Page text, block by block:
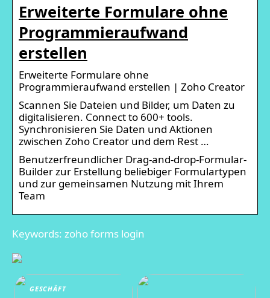
Erweiterte Formulare ohne
Programmieraufwand
erstellen
Erweiterte Formulare ohne
Programmieraufwand erstellen | Zoho Creator
Scannen Sie Dateien und Bilder, um Daten zu
digitalisieren. Connect to 600+ tools.
Synchronisieren Sie Daten und Aktionen
zwischen Zoho Creator und dem Rest …
Benutzerfreundlicher Drag-and-drop-Formular-
Builder zur Erstellung beliebiger Formulartypen
und zur gemeinsamen Nutzung mit Ihrem
Team
Keywords: zoho forms login
GESCHÄFT